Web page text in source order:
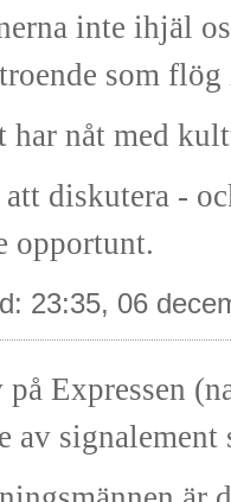
inte ihjäl
som
nåt med
diskutera -
opportunt.
23:35, 06
Expressen
av signalement